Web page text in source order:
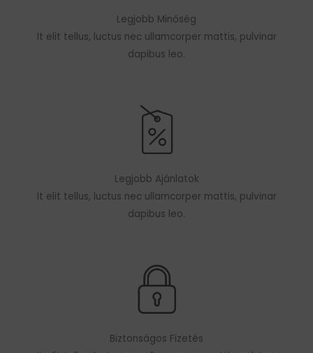
Legjobb Minőség
It elit tellus, luctus nec ullamcorper mattis, pulvinar
dapibus leo.
Legjobb Ajánlatok
It elit tellus, luctus nec ullamcorper mattis, pulvinar
dapibus leo.
Biztonságos Fizetés